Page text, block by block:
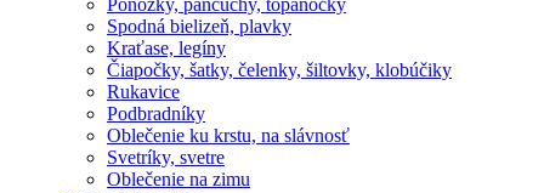
Ponožky, pančuchy, topánočky
Spodná bielizeň, plavky
Kraťase, legíny
Čiapočky, šatky, čelenky, šiltovky, klobúčiky
Rukavice
Podbradníky
Oblečenie ku krstu, na slávnosť
Svetríky, svetre
Oblečenie na zimu